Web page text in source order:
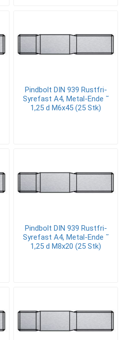
Pindbolt DIN 939 Rustfri-
Syrefast A4, Metal-Ende ˜
1,25 d M6x45 (25 Stk)
Pindbolt DIN 939 Rustfri-
Syrefast A4, Metal-Ende ˜
1,25 d M8x20 (25 Stk)